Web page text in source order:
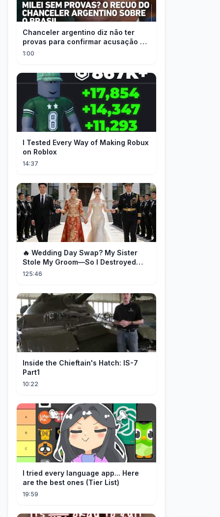
Chanceler argentino diz não ter
provas para confirmar acusação de
Milei contra Brasil | OP News
1:00
I Tested Every Way of Making Robux
on Roblox
14:37
🔥 Wedding Day Swap? My Sister
Stole My Groom—So I Destroyed
Them All 👑#movie #drama
125:46
Inside the Chieftain's Hatch: IS-7
Part1
10:22
I tried every language app... Here
are the best ones (Tier List)
19:59